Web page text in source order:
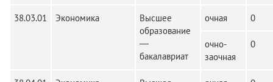
38.03.01 Экономика
Высшее
образование
—
бакалавриат
очная 0
очно-
заочная
0